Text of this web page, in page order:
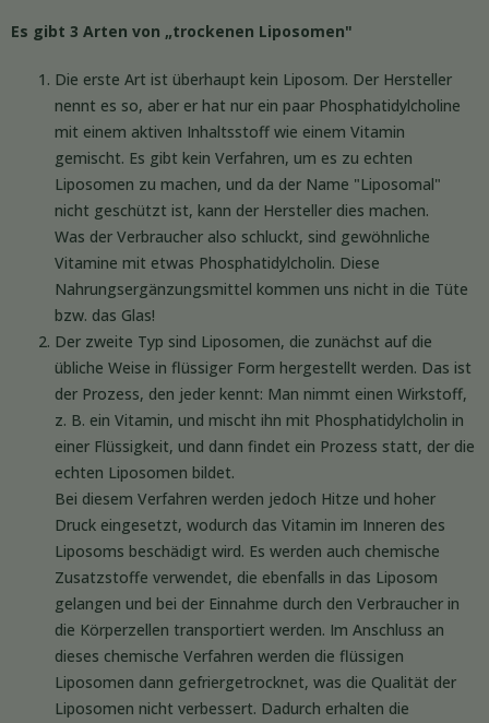
Es gibt 3 Arten von „trockenen Liposomen"
Die erste Art ist überhaupt kein Liposom. Der Hersteller
nennt es so, aber er hat nur ein paar Phosphatidylcholine
mit einem aktiven Inhaltsstoff wie einem Vitamin
gemischt. Es gibt kein Verfahren, um es zu echten
Liposomen zu machen, und da der Name "Liposomal"
nicht geschützt ist, kann der Hersteller dies machen.
Was der Verbraucher also schluckt, sind gewöhnliche
Vitamine mit etwas Phosphatidylcholin. Diese
Nahrungsergänzungsmittel kommen uns nicht in die Tüte
bzw. das Glas!
Der zweite Typ sind Liposomen, die zunächst auf die
übliche Weise in flüssiger Form hergestellt werden. Das ist
der Prozess, den jeder kennt: Man nimmt einen Wirkstoff,
z. B. ein Vitamin, und mischt ihn mit Phosphatidylcholin in
einer Flüssigkeit, und dann findet ein Prozess statt, der die
echten Liposomen bildet.
Bei diesem Verfahren werden jedoch Hitze und hoher
Druck eingesetzt, wodurch das Vitamin im Inneren des
Liposoms beschädigt wird. Es werden auch chemische
Zusatzstoffe verwendet, die ebenfalls in das Liposom
gelangen und bei der Einnahme durch den Verbraucher in
die Körperzellen transportiert werden. Im Anschluss an
dieses chemische Verfahren werden die flüssigen
Liposomen dann gefriergetrocknet, was die Qualität der
Liposomen nicht verbessert. Dadurch erhalten die